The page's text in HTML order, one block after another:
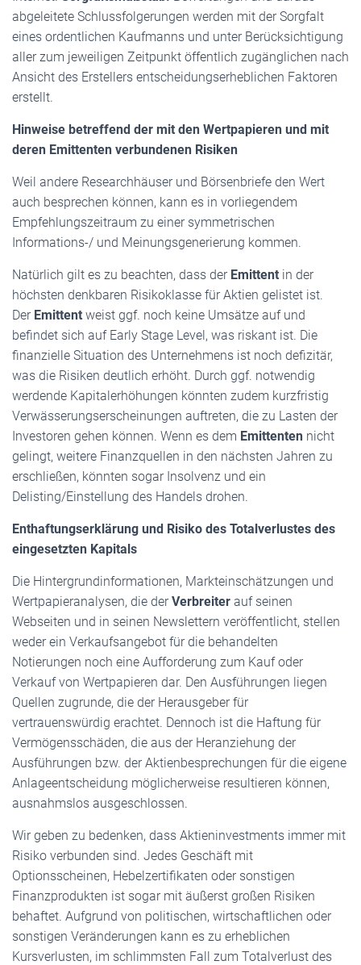
abgeleitete Schlussfolgerungen werden mit der Sorgfalt
eines ordentlichen Kaufmanns und unter Berücksichtigung
aller zum jeweiligen Zeitpunkt öffentlich zugänglichen nach
Ansicht des Erstellers entscheidungserheblichen Faktoren
erstellt.
Hinweise betreffend der mit den Wertpapieren und mit
deren Emittenten verbundenen Risiken
Weil andere Researchhäuser und Börsenbriefe den Wert
auch besprechen können, kann es in vorliegendem
Empfehlungszeitraum zu einer symmetrischen
Informations-/ und Meinungsgenerierung kommen.
Natürlich gilt es zu beachten, dass der Emittent in der
höchsten denkbaren Risikoklasse für Aktien gelistet ist.
Der Emittent weist ggf. noch keine Umsätze auf und
befindet sich auf Early Stage Level, was riskant ist. Die
finanzielle Situation des Unternehmens ist noch defizitär,
was die Risiken deutlich erhöht. Durch ggf. notwendig
werdende Kapitalerhöhungen könnten zudem kurzfristig
Verwässerungserscheinungen auftreten, die zu Lasten der
Investoren gehen können. Wenn es dem Emittenten nicht
gelingt, weitere Finanzquellen in den nächsten Jahren zu
erschließen, könnten sogar Insolvenz und ein
Delisting/Einstellung des Handels drohen.
Enthaftungserklärung und Risiko des Totalverlustes des
eingesetzten Kapitals
Die Hintergrundinformationen, Markteinschätzungen und
Wertpapieranalysen, die derVerbreiter auf seinen
Webseiten und in seinen Newslettern veröffentlicht, stellen
weder ein Verkaufsangebot für die behandelten
Notierungen noch eine Aufforderung zum Kauf oder
Verkauf von Wertpapieren dar. Den Ausführungen liegen
Quellen zugrunde, die der Herausgeber für
vertrauenswürdig erachtet. Dennoch ist die Haftung für
Vermögensschäden, die aus der Heranziehung der
Ausführungen bzw. der Aktienbesprechungen für die eigene
Anlageentscheidung möglicherweise resultieren können,
ausnahmslos ausgeschlossen.
Wir geben zu bedenken, dass Aktieninvestments immer mit
Risiko verbunden sind. Jedes Geschäft mit
Optionsscheinen, Hebelzertifikaten oder sonstigen
Finanzprodukten ist sogar mit äußerst großen Risiken
behaftet. Aufgrund von politischen, wirtschaftlichen oder
sonstigen Veränderungen kann es zu erheblichen
Kursverlusten, im schlimmsten Fall zum Totalverlust des